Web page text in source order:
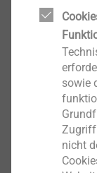
zwischen den
„bewittert“
optimiert ist.
während der
oder schräg
sowie
Zugriff
nicht